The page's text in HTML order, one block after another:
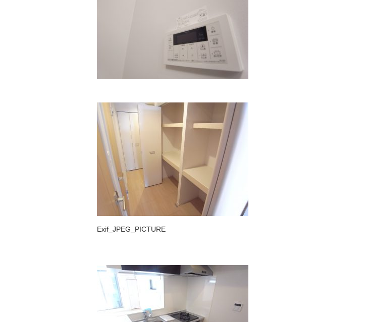
Exif_JPEG_PICTURE